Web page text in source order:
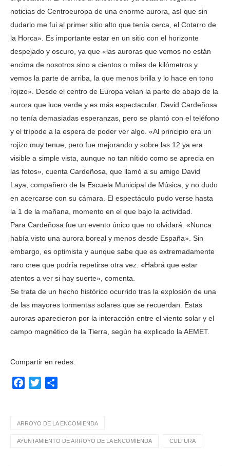
noticias de Centroeuropa de una enorme aurora, así que sin
dudarlo me fui al primer sitio alto que tenía cerca, el Cotarro de
la Horca». Es importante estar en un sitio con el horizonte
despejado y oscuro, ya que «las auroras que vemos no están
encima de nosotros sino a cientos o miles de kilómetros y
vemos la parte de arriba, la que menos brilla y lo hace en tono
rojizo». Desde el centro de Europa veían la parte de abajo de la
aurora que luce verde y es más espectacular. David Cardeñosa
no tenía demasiadas esperanzas, pero se plantó con el teléfono
y el trípode a la espera de poder ver algo. «Al principio era un
rojizo muy tenue, pero fue mejorando y sobre las 12 ya era
visible a simple vista, aunque no tan nítido como se aprecia en
las fotos», cuenta Cardeñosa, que llamó a su amigo David
Laya, compañero de la Escuela Municipal de Música, y no dudo
en acercarse con su cámara. El espectáculo pudo verse hasta
la 1 de la mañana, momento en el que bajo la actividad.
Para Cardeñosa fue un evento único que no olvidará. «Nunca
había visto una aurora boreal y menos desde España». Sin
embargo, es optimista y aunque sabe que es extremadamente
raro cree que podría repetirse otra vez. «Habrá que estar
atentos a ver si hay suerte», comenta.
Se trata de un hecho histórico ocurrido tras la explosión de una
de las mayores tormentas solares que se recuerdan. Estas
auroras aparecieron por la interacción entre el viento solar y el
campo magnético de la Tierra, según ha explicado la AEMET.
Compartir en redes:
Facebook
Twitter
ARROYO DE LA ENCOMIENDA
AYUNTAMIENTO DE ARROYO DE LA ENCOMIENDA CULTURA